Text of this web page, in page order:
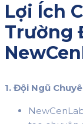
Lợi Ích
Trường
1. Đội Ngũ